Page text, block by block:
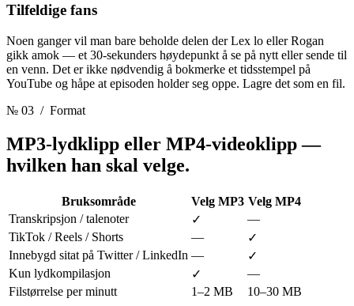
Tilfeldige fans
Noen ganger vil man bare beholde delen der Lex lo eller Rogan
gikk amok — et 30-sekunders høydepunkt å se på nytt eller sende til
en venn. Det er ikke nødvendig å bokmerke et tidsstempel på
YouTube og håpe at episoden holder seg oppe. Lagre det som en fil.
№ 03 / Format
MP3-lydklipp eller MP4-videoklipp—
hvilken han skal velge.
Bruksområde Velg MP3 Velg MP4
Transkripsjon / talenoter
✓
—
TikTok / Reels / Shorts
—
✓
Innebygd sitat på Twitter / LinkedIn —
✓
Kun lydkompilasjon
✓
—
Filstørrelse per minutt
1–2 MB 10–30 MB